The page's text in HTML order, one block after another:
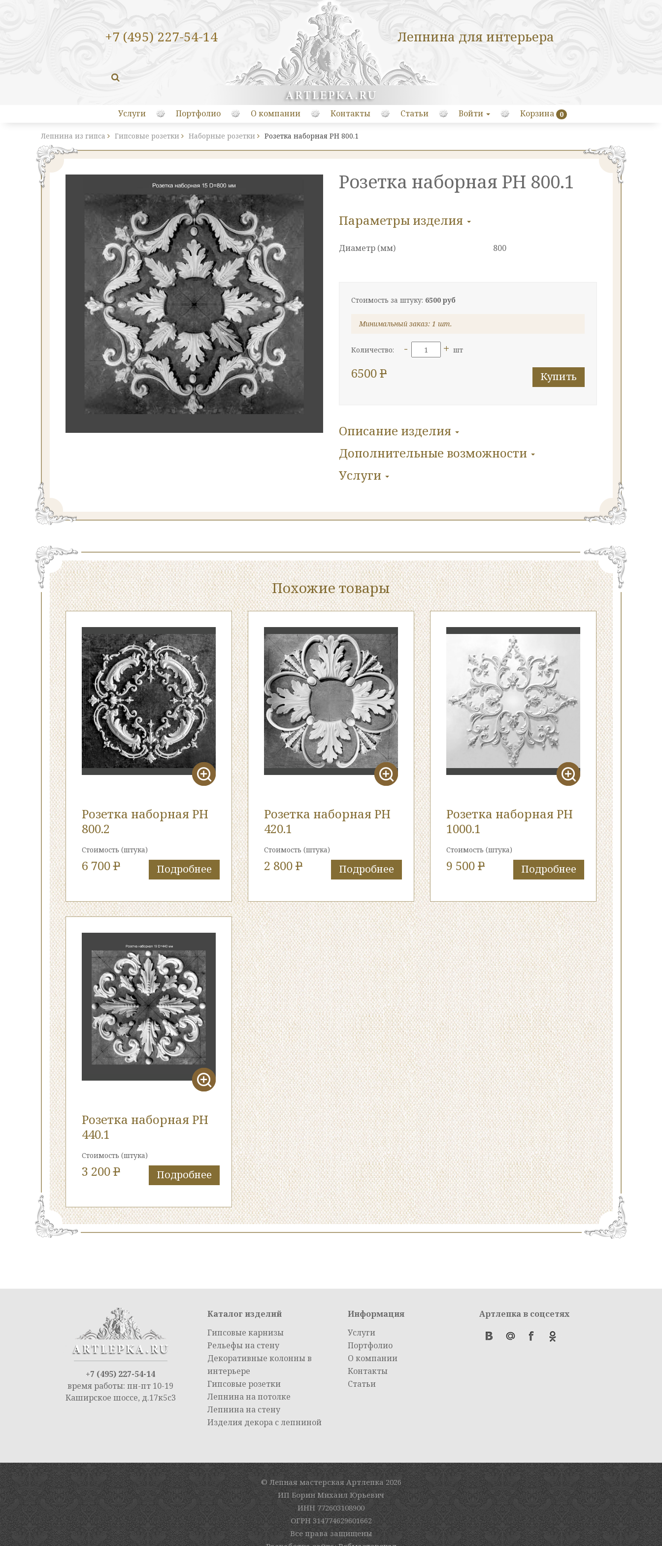
+7 (495) 227-54-14 Лепнина для интерьера
Услуги Портфолио О компании Контакты Статьи Войти Корзина 0
Лепнина из гипса Гипсовые розетки Наборные розетки Розетка наборная РН 800.1
Розетка наборная РН 800.1
Параметры изделия
Диаметр (мм) 800
Стоимость за штуку: 6500 руб
Минимальный заказ: 1 шт.
Количество: - + шт
6500P Купить
Описание изделия
Дополнительные возможности
Услуги
Похожие товары
Розетка наборная РН
800.2
Стоимость (штука)
6 700P Подробнее
Розетка наборная РН
420.1
Стоимость (штука)
2 800P Подробнее
Розетка наборная РН
1000.1
Стоимость(штука)
9 500P Подробнее
Розетка наборная РН
440.1
Стоимость (штука)
3 200P Подробнее
+7 (495) 227-54-14
время работы: пн-пт 10-19
Каширское шоссе, д.17к5с3
Каталог изделий
Гипсовые карнизы
Рельефы на стену
Декоративные колонны в
интерьере
Гипсовые розетки
Лепнина на потолке
Лепнина на стену
Изделия декора с лепниной
Информация
Услуги
Портфолио
О компании
Контакты
Статьи
Артлепка в соцсетях
© Лепная мастерская Артлепка 2026
ИП Борин Михаил Юрьевич
ИНН 772603108900
ОГРН 314774629601662
Все права защищены